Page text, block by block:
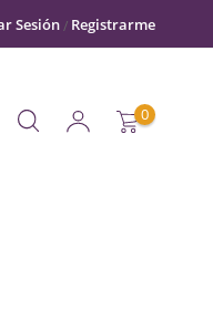
Sesión Registrarme
0